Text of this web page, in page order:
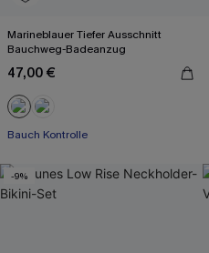
Marineblauer Tiefer Ausschnitt
Bauchweg-Badeanzug
47,00 €
Bauch Kontrolle
-9%